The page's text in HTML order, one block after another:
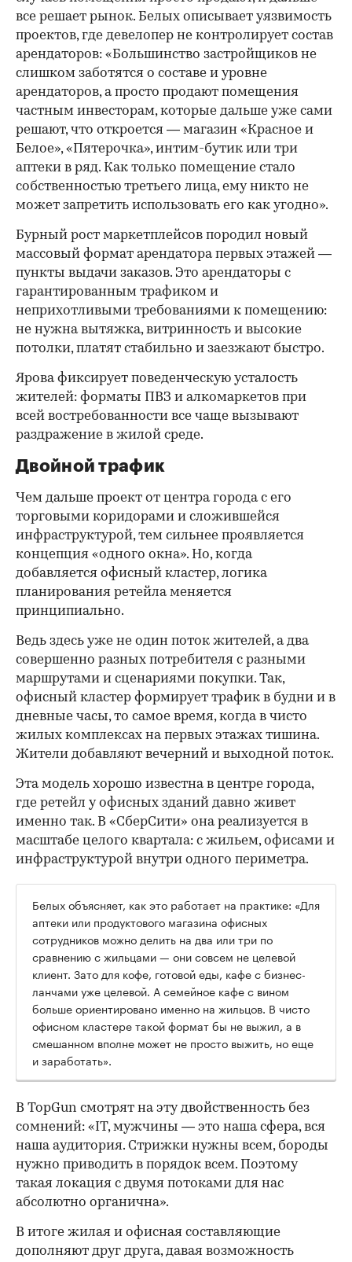
все решает рынок. Белых описывает уязвимость
проектов, где девелопер не контролирует состав
арендаторов: «Большинство застройщиков не
слишком заботятся о составе и уровне
арендаторов, а просто продают помещения
частным инвесторам, которые дальше уже сами
решают, что откроется — магазин «Красное и
Белое», «Пятерочка», интим-бутик или три
аптеки в ряд. Как только помещение стало
собственностью третьего лица, ему никто не
может запретить использовать его как угодно».
Бурный рост маркетплейсов породил новый
массовый формат арендатора первых этажей —
пункты выдачи заказов. Это арендаторы с
гарантированным трафиком и
неприхотливыми требованиями к помещению:
не нужна вытяжка, витринность и высокие
потолки, платят стабильно и заезжают быстро.
Ярова фиксирует поведенческую усталость
жителей: форматы ПВЗ и алкомаркетов при
всей востребованности все чаще вызывают
раздражение в жилой среде.
Двойной трафик
Чем дальше проект от центра города с его
торговыми коридорами и сложившейся
инфраструктурой, тем сильнее проявляется
концепция «одного окна». Но, когда
добавляется офисный кластер, логика
планирования ретейла меняется
принципиально.
Ведь здесь уже не один поток жителей, а два
совершенно разных потребителя с разными
маршрутами и сценариями покупки. Так,
офисный кластер формирует трафик в будни и в
дневные часы, то самое время, когда в чисто
жилых комплексах на первых этажах тишина.
Жители добавляют вечерний и выходной поток.
Эта модель хорошо известна в центре города,
где ретейл у офисных зданий давно живет
именно так. В «СберСити» она реализуется в
масштабе целого квартала: с жильем, офисами и
инфраструктурой внутри одного периметра.
Белых объясняет, как это работает на практике: «Для
аптеки или продуктового магазина офисных
сотрудников можно делить на два или три по
сравнению с жильцами — они совсем не целевой
клиент. Зато для кофе, готовой еды, кафе с бизнес-
ланчами уже целевой. А семейное кафе с вином
больше ориентировано именно на жильцов. В чисто
офисном кластере такой формат бы не выжил, а в
смешанном вполне может не просто выжить, но еще
и заработать».
В TopGun смотрят на эту двойственность без
сомнений: «IT, мужчины — это наша сфера, вся
наша аудитория. Стрижки нужны всем, бороды
нужно приводить в порядок всем. Поэтому
такая локация с двумя потоками для нас
абсолютно органична».
В итоге жилая и офисная составляющие
дополняют друг друга, давая возможность